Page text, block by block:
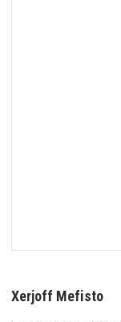
Xerjoff Mefisto